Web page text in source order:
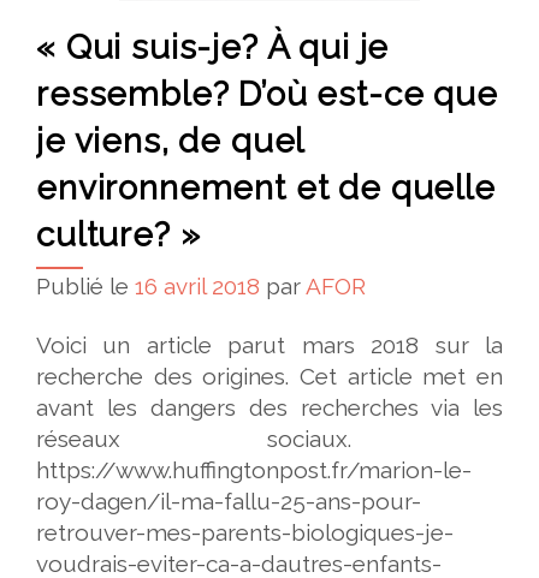
« Qui suis-je? À qui je
ressemble? D’où est-ce que
je viens, de quel
environnement et de quelle
culture? »
Publié le 16 avril 2018 par AFOR
Voici un article parut mars 2018 sur la
recherche des origines. Cet article met en
avant les dangers des recherches via les
réseaux sociaux.
https://www.huffingtonpost.fr/marion-le-
roy-dagen/il-ma-fallu-25-ans-pour-
retrouver-mes-parents-biologiques-je-
voudrais-eviter-ca-a-dautres-enfants-